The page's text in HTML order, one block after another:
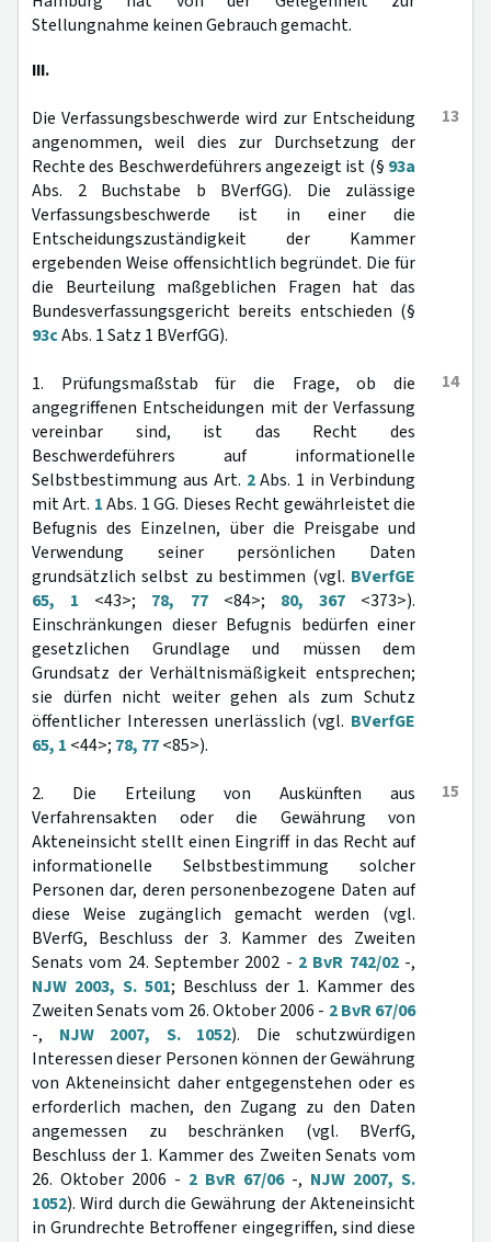
Stellungnahme keinen Gebrauch gemacht.
III.
13
Die Verfassungsbeschwerde wird zur Entscheidung
angenommen, weil dies zur Durchsetzung der
Rechte des Beschwerdeführers angezeigt ist (§ 93a
Abs. 2 Buchstabe b BVerfGG). Die zulässige
Verfassungsbeschwerde ist in einer die
Entscheidungszuständigkeit der Kammer
ergebenden Weise offensichtlich begründet. Die für
die Beurteilung maßgeblichen Fragen hat das
Bundesverfassungsgericht bereits entschieden (§
93cAbs. 1 Satz 1 BVerfGG).
14
1. Prüfungsmaßstab für die Frage, ob die
angegriffenen Entscheidungen mit der Verfassung
vereinbar sind, ist das Recht des
Beschwerdeführers auf informationelle
Selbstbestimmung aus Art. 2Abs. 1 in Verbindung
mit Art. 1Abs. 1 GG. Dieses Recht gewährleistet die
Befugnis des Einzelnen, über die Preisgabe und
Verwendung seiner persönlichen Daten
grundsätzlich selbst zu bestimmen (vgl. BVerfGE
65, 1 <43>; 78, 77<84>; 80, 367<373>).
Einschränkungen dieser Befugnis bedürfen einer
gesetzlichen Grundlage und müssen dem
Grundsatz der Verhältnismäßigkeit entsprechen;
sie dürfen nicht weiter gehen als zum Schutz
öffentlicher Interessen unerlässlich (vgl. BVerfGE
65, 1 <44>; 78, 77<85>).
15
2. Die Erteilung von Auskünften aus
Verfahrensakten oder die Gewährung von
Akteneinsicht stellt einen Eingriff in das Recht auf
informationelle Selbstbestimmung solcher
Personen dar, deren personenbezogene Daten auf
diese Weise zugänglich gemacht werden (vgl.
BVerfG, Beschluss der 3. Kammer des Zweiten
Senats vom 24. September 2002 - 2 BvR 742/02-,
NJW 2003, S. 501; Beschluss der 1. Kammer des
Zweiten Senats vom 26. Oktober 2006 - 2 BvR 67/06
-, NJW 2007, S. 1052). Die schutzwürdigen
Interessen dieser Personen können der Gewährung
von Akteneinsicht daher entgegenstehen oder es
erforderlich machen, den Zugang zu den Daten
angemessen zu beschränken (vgl. BVerfG,
Beschluss der 1. Kammer des Zweiten Senats vom
26. Oktober 2006 - 2 BvR 67/06-, NJW 2007, S.
1052). Wird durch die Gewährung der Akteneinsicht
in Grundrechte Betroffener eingegriffen, sind diese